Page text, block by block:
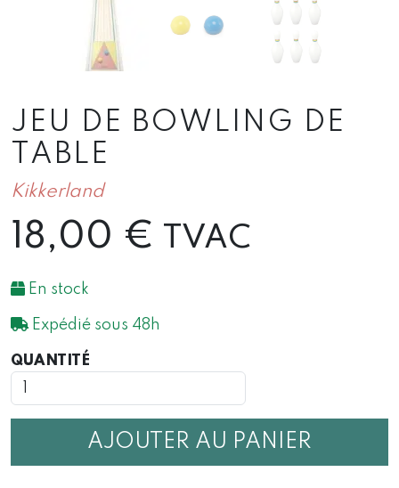
JEU DE BOWLING DE
TABLE
Kikkerland
18,00 € TVAC
En stock
Expédié sous 48h
QUANTITÉ
DE
BOWLING
AJOUTER AU PANIER